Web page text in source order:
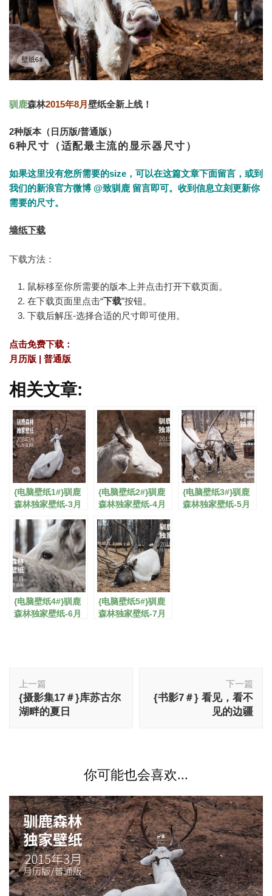
驯鹿森林2015年8月 壁纸全新上线！
2种版本（日历版/普通版）
6种尺寸（适配最主流的显示器尺寸）
如果这里没有您所需要的size，可以在这篇文章下面留言，或到
我们的新浪官方微博 @致驯鹿 留言即可。收到信息立刻更新你
需要的尺寸。
墙纸下载
下载方法：
鼠标移至你所需要的版本上并点击打开下载页面。
在下载页面里点击“下载”按钮。
下载后解压-选择合适的尺寸即可使用。
点击免费下载：
月历版 | 普通版
相关文章:
{电脑壁纸1#}驯鹿
森林独家壁纸-3月
{电脑壁纸2#}驯鹿
森林独家壁纸-4月
{电脑壁纸3#}驯鹿
森林独家壁纸-5月
{电脑壁纸4#}驯鹿
森林独家壁纸-6月
{电脑壁纸5#}驯鹿
森林独家壁纸-7月
文
导
航
上一篇
{摄影集17＃}库苏古尔
湖畔的夏日
下一篇
{书影7＃} 看见，看不
见的边疆
你可能也会喜欢...